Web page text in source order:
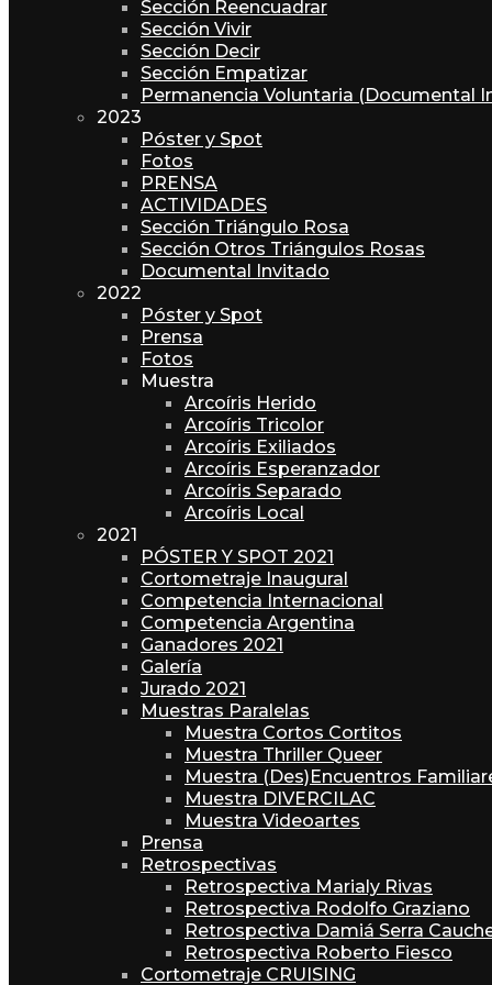
Sección Reencuadrar
Sección Vivir
Sección Decir
Sección Empatizar
Permanencia Voluntaria (Documental
2023
Póster y Spot
Fotos
PRENSA
ACTIVIDADES
Sección Triángulo Rosa
Sección Otros Triángulos Rosas
Documental Invitado
2022
Póster y Spot
Prensa
Fotos
Muestra
Arcoíris Herido
Arcoíris Tricolor
Arcoíris Exiliados
Arcoíris Esperanzador
Arcoíris Separado
Arcoíris Local
2021
PÓSTER Y SPOT 2021
Cortometraje Inaugural
Competencia Internacional
Competencia Argentina
Ganadores 2021
Galería
Jurado 2021
Muestras Paralelas
Muestra Cortos Cortitos
Muestra Thriller Queer
Muestra (Des)Encuentros
Muestra DIVERCILAC
Muestra Videoartes
Prensa
Retrospectivas
Retrospectiva Marialy Rivas
Retrospectiva Rodolfo Graziano
Retrospectiva Damiá Serra
Retrospectiva Roberto Fiesco
Cortometraje CRUISING